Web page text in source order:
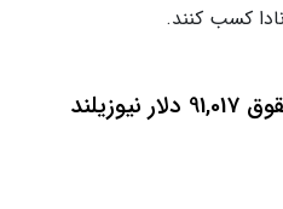
9. نیوزیلند – میانگین حقوق 91,017 دلار نیوزیلند